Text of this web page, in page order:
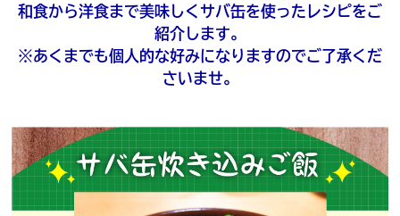
和食から洋食まで美味しくサバ缶を使ったレシピをご
紹介します。
※あくまでも個人的な好みになりますのでご了承くだ
さいませ。